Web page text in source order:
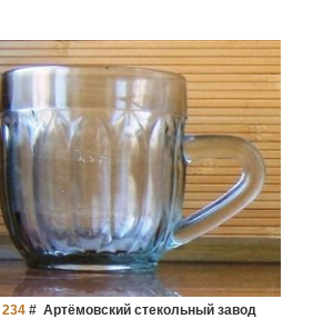
234 # Артёмовский стекольный завод